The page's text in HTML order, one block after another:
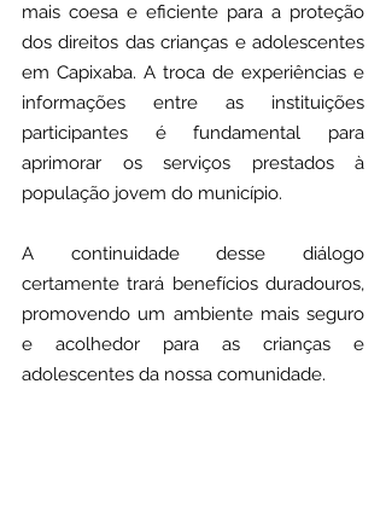
mais coesa e eficiente para a proteção
dos direitos das crianças e adolescentes
em Capixaba. A troca de experiências e
informações entre as instituições
participantes é fundamental para
aprimorar os serviços prestados à
população jovem do município.
A continuidade desse diálogo
certamente trará benefícios duradouros,
promovendo um ambiente mais seguro
e acolhedor para as crianças e
adolescentes da nossa comunidade.